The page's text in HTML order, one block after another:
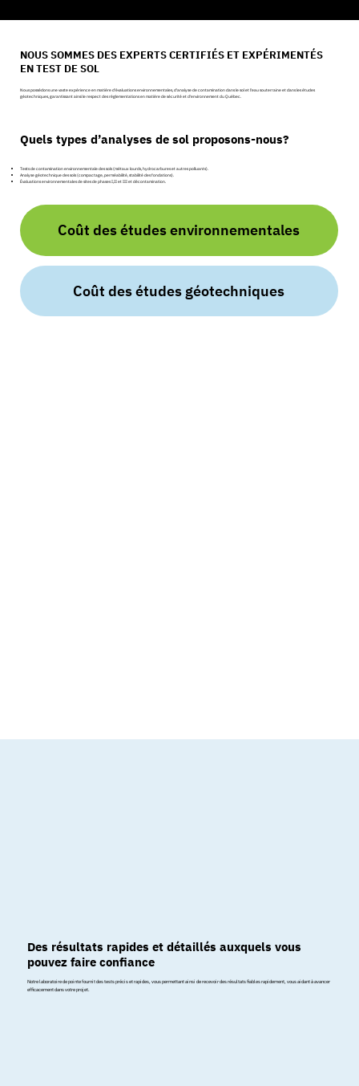
Des résultats rapides et détaillés auxquels vous
pouvez faire confiance
Notre laboratoire de pointe fournit des tests précis et rapides, vous permettant ainsi de recevoir des résultats fiables rapidement, vous aidant à avancer
efficacement dans votre projet.
NOUS SOMMES DES EXPERTS CERTIFIÉS ET EXPÉRIMENTÉS
EN TEST DE SOL
Nous possédons une vaste expérience en matière d'évaluations environnementales, d'analyse de contamination dans le sol et l'eau souterraine et dans les études
géotechniques, garantissant ainsi le respect des réglementations en matière de sécurité et d'environnement du Québec.
Quels types d’analyses de sol proposons-nous?
Tests de contamination environnementale des sols (métaux lourds, hydrocarbures et autres polluants).
Analyse géotechnique des sols (compactage, perméabilité, stabilité des fondations).
Évaluations environnementales de sites de phases I,II et III et décontamination.
Coût des études environnementales
Coût des études géotechniques